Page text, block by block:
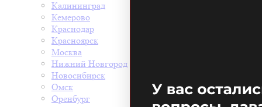
Калининград
Кемерово
Краснодар
Красноярск
Москва
Нижний Новгород
Новосибирск
Омск
Оренбург